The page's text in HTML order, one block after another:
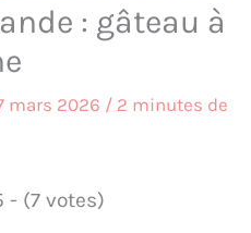
: gâteau à
mars 2026 / 2 minutes de
- (7 votes)